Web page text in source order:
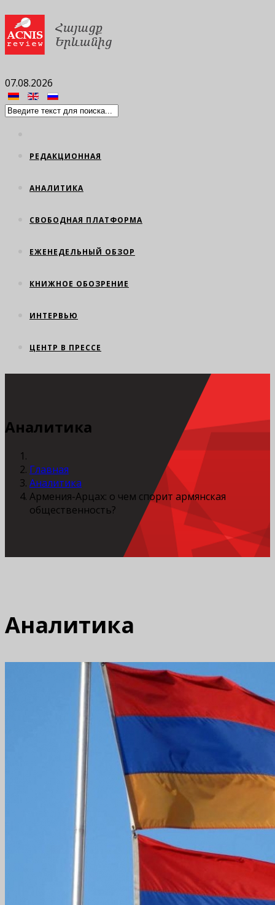
07.08.2026
РЕДАКЦИОННАЯ
АНАЛИТИКА
СВОБОДНАЯ ПЛАТФОРМА
ЕЖЕНЕДЕЛЬНЫЙ ОБЗОР
КНИЖНОЕ ОБОЗРЕНИЕ
ИНТЕРВЬЮ
ЦЕНТР В ПРЕССЕ
Аналитика
Главная
Аналитика
Армения-Арцах: о чем спорит армянская
общественность?
Аналитика